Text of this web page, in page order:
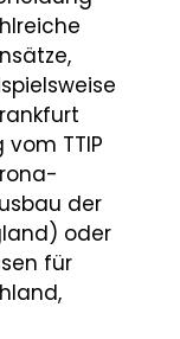
TTIP
der
oder
für